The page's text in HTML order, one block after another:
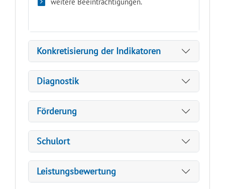
Konkretisierung der Indikatoren
Diagnostik
Förderung
Schulort
Leistungsbewertung